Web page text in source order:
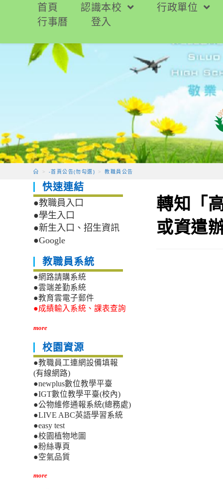
要
首頁 認識本校 行政單位
行事曆
登入
> -首頁公告(勿勾選) > 教職員公告
轉知「
或資遣
快速連結
●教職員入口
●學生入口
●新生入口、招生資訊
●Google
教職員系統
●網路請購系統
●雲端差勤系統
●教育雲電子郵件
●成績輸入系統、課表查詢
more
校園資源
●教職員工連網設備填報
(有線網路)
●newplus數位教學平臺
●IGT數位教學平臺(校內)
●公物維修通報系統(總務處)
●LIVE ABC英語學習系統
●easy test
●校園植物地圖
●粉絲專頁
●空氣品質
more